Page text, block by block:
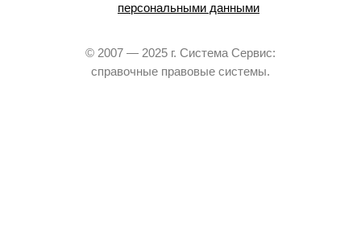
персональными данными
© 2007 — 2025 г. Система Сервис:
справочные правовые системы.